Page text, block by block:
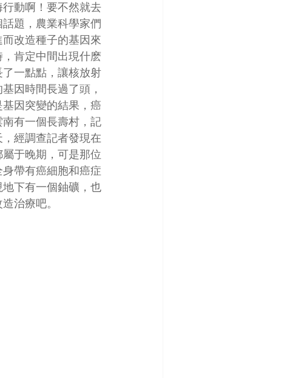
動啊！要不然就去
題，農業科學家們
改造種子的基因來
肯定中間出現什麽
一點點，讓核放射
因時間長過了頭，
因突變的結果，癌
有一個長壽村，記
經調查記者發現在
于晚期，可是那位
帶有癌細胞和癌症
下有一個鈾礦，也
治療吧。